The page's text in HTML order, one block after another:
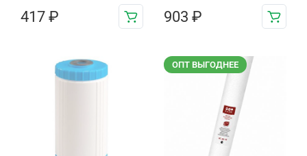
417 ₽ 903 ₽
ОПТ ВЫГОДНЕЕ